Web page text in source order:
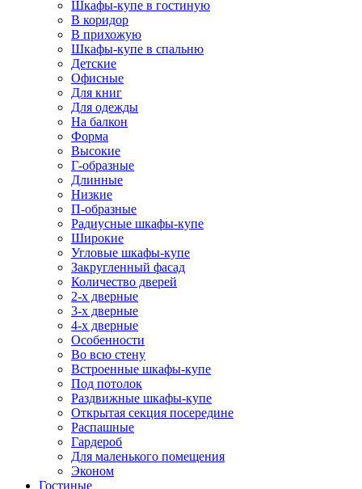
Шкафы-купе в гостиную
В коридор
В прихожую
Шкафы-купе в спальню
Детские
Офисные
Для книг
Для одежды
На балкон
Форма
Высокие
Г-образные
Длинные
Низкие
П-образные
Радиусные шкафы-купе
Широкие
Угловые шкафы-купе
Закругленный фасад
Количество дверей
2-х дверные
3-х дверные
4-х дверные
Особенности
Во всю стену
Встроенные шкафы-купе
Под потолок
Раздвижные шкафы-купе
Открытая секция посередине
Распашные
Гардероб
Для маленького помещения
Эконом
Гостиные